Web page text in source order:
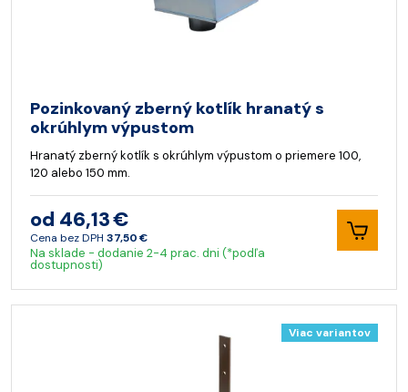
Pozinkovaný zberný kotlík hranatý s
okrúhlym výpustom
Hranatý zberný kotlík s okrúhlym výpustom o priemere 100,
120 alebo 150 mm.
od 46,13 €
Cena bez DPH 37,50 €
Na sklade - dodanie 2-4 prac. dni (*podľa
dostupnosti)
Viac variantov